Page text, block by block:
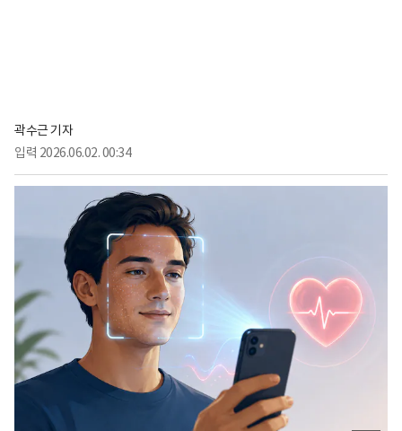
곽수근 기자
입력 2026.06.02. 00:34